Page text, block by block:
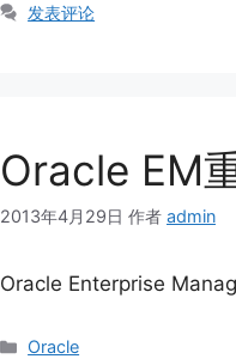
签
发表评论
Oracle EM
2013年4月29日 作者 admin
Oracle Enterprise
分
Oracle